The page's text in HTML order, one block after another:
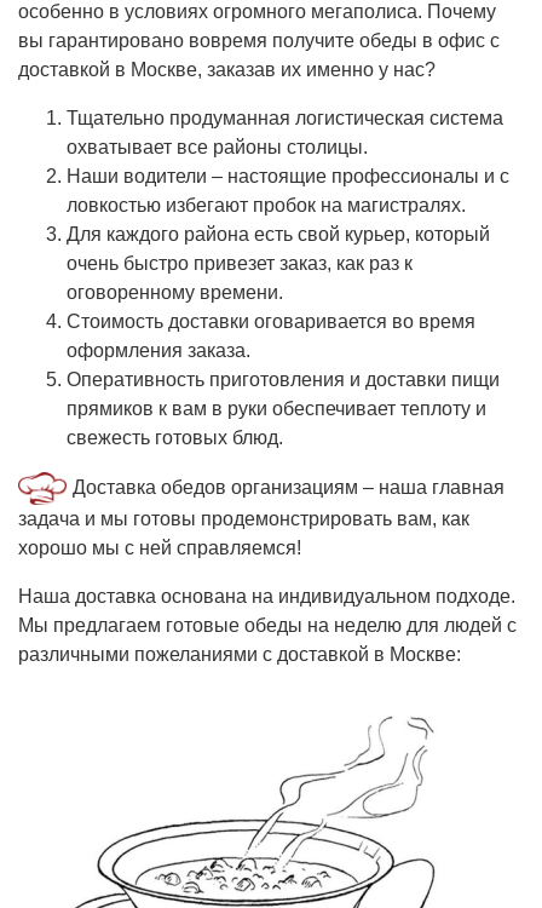
особенно в условиях огромного мегаполиса. Почему
вы гарантировано вовремя получите обеды в офис с
доставкой в Москве, заказав их именно у нас?
Тщательно продуманная логистическая система
охватывает все районы столицы.
Наши водители – настоящие профессионалы и с
ловкостью избегают пробок на магистралях.
Для каждого района есть свой курьер, который
очень быстро привезет заказ, как раз к
оговоренному времени.
Стоимость доставки оговаривается во время
оформления заказа.
Оперативность приготовления и доставки пищи
прямиков к вам в руки обеспечивает теплоту и
свежесть готовых блюд.
Доставка обедов организациям – наша главная
задача и мы готовы продемонстрировать вам, как
хорошо мы с ней справляемся!
Наша доставка основана на индивидуальном подходе.
Мы предлагаем готовые обеды на неделю для людей с
различными пожеланиями с доставкой в Москве: